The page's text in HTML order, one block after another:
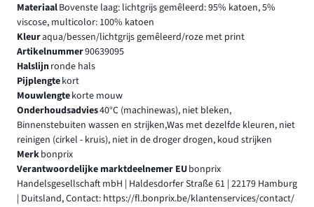
MateriaalBovenste laag: lichtgrijs gemêleerd: 95% katoen, 5%
viscose, multicolor: 100% katoen
Kleuraqua/bessen/lichtgrijs gemêleerd/roze met print
Artikelnummer90639095
Halslijnronde hals
Pijplengtekort
Mouwlengtekorte mouw
Onderhoudsadvies40°C (machinewas), niet bleken,
Binnenstebuiten wassen en strijken,Was met dezelfde kleuren, niet
reinigen (cirkel - kruis), niet in de droger drogen, koud strijken
Merkbonprix
Verantwoordelijke marktdeelnemer EUbonprix
Handelsgesellschaft mbH | Haldesdorfer Straße 61 | 22179 Hamburg
| Duitsland, Contact: https://fl.bonprix.be/klantenservices/contact/